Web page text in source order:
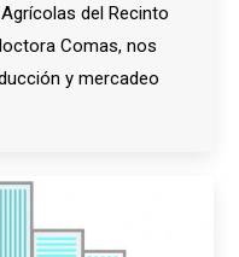
del Recinto
Comas, nos
y mercadeo